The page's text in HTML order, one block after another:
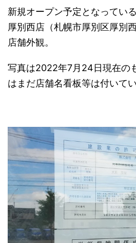
新規オープン予定となってい
厚別西店（札幌市厚別区厚別
店舗外観。
写真は2022年7月24日現在の
はまだ店舗名看板等は付いてい